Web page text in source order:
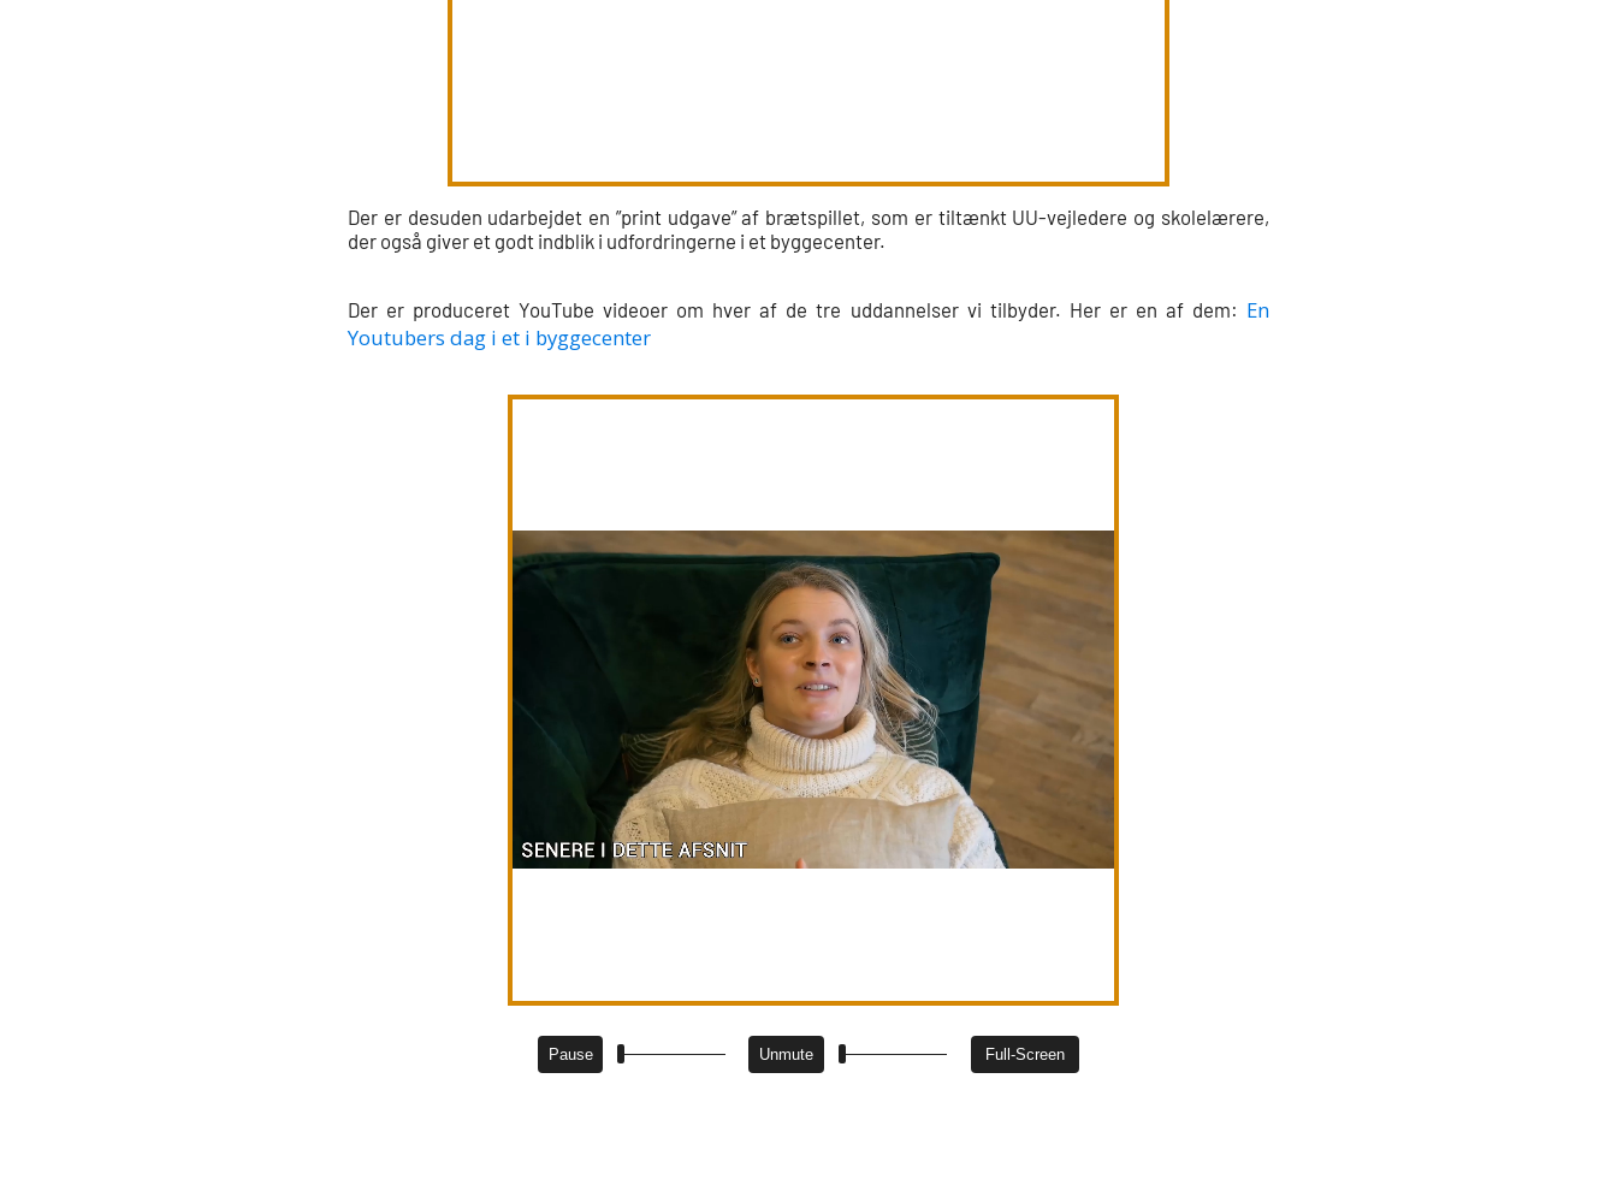
Der er desuden udarbejdet en ”print udgave” af brætspillet, som er tiltænkt UU-vejledere og skolelærere,
der også giver et godt indblik i udfordringerne i et byggecenter.
Der er produceret YouTube videoer om hver af de tre uddannelser vi tilbyder. Her er en af dem: En
Youtubers dag i et i byggecenter
Pause Unmute Full-Screen